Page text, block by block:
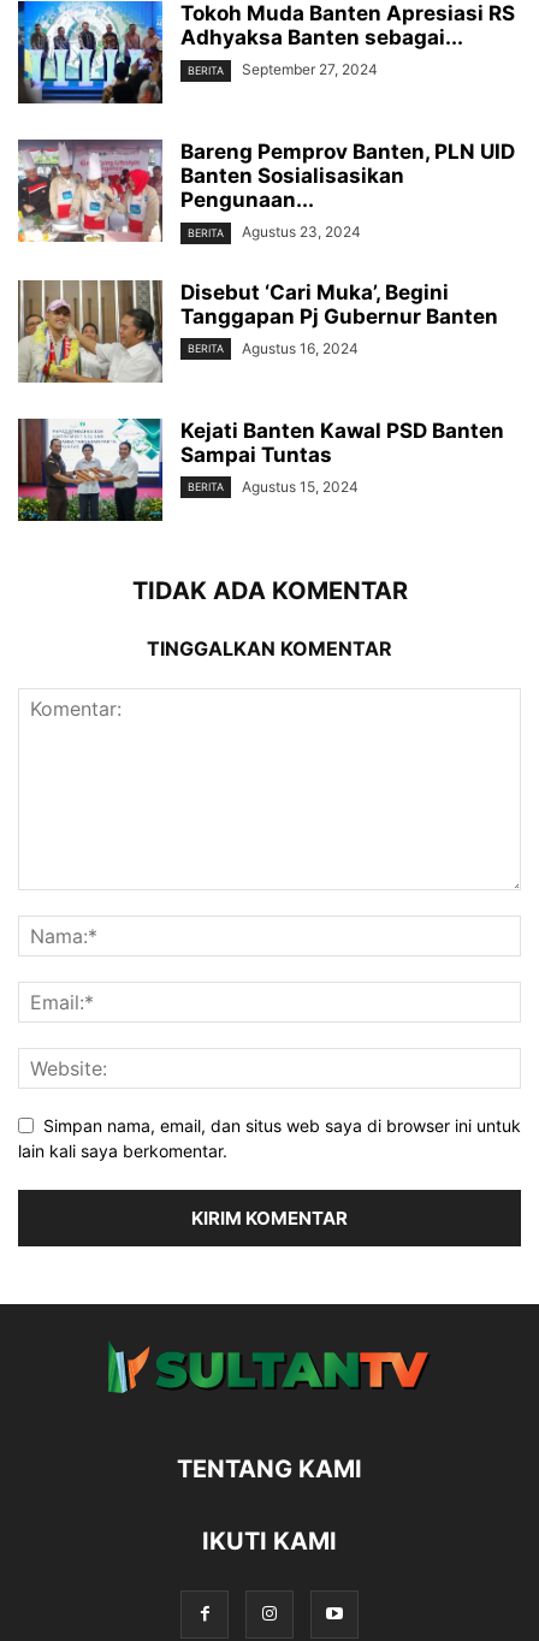
Tokoh Muda Banten Apresiasi RS
Adhyaksa Banten sebagai...
BERITA September 27, 2024
Bareng Pemprov Banten, PLN UID
Banten Sosialisasikan
Pengunaan...
BERITA Agustus 23, 2024
Disebut ‘Cari Muka’, Begini
Tanggapan Pj Gubernur Banten
BERITA Agustus 16, 2024
Kejati Banten Kawal PSD Banten
Sampai Tuntas
BERITA Agustus 15, 2024
TIDAK ADA KOMENTAR
TINGGALKAN KOMENTAR
Simpan nama, email, dan situs web saya di browser ini untuk
lain kali saya berkomentar.
TENTANG KAMI
IKUTI KAMI